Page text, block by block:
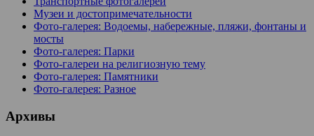
Музеи и достопримечательности
Фото-галерея: Водоемы, набережные, пляжи, фонтаны и
мосты
Фото-галерея: Парки
Фото-галереи на религиозную тему
Фото-галерея: Памятники
Фото-галерея: Разное
Архивы